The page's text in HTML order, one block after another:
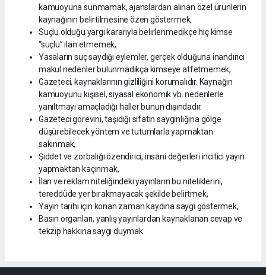
kamuoyuna sunmamak, ajanslardan alınan özel ürünlerin
kaynağının belirtilmesine özen göstermek,
Suçlu olduğu yargı kararıyla belirlenmedikçe hiç kimse
“suçlu” ilan etmemek,
Yasaların suç saydığı eylemler, gerçek olduğuna inandırıcı
makul nedenler bulunmadıkça kimseye atfetmemek,
Gazeteci, kaynaklarının gizliliğini korumalıdır. Kaynağın
kamuoyunu kişisel, siyasal ekonomik vb. nedenlerle
yanıltmayı amaçladığı haller bunun dışındadır.
Gazeteci görevini, taşıdığı sıfatın saygınlığına gölge
düşürebilecek yöntem ve tutumlarla yapmaktan
sakınmak,
Şiddet ve zorbalığı özendirici, insani değerleri incitici yayın
yapmaktan kaçınmak,
İlan ve reklam niteliğindeki yayınların bu niteliklerini,
tereddüde yer bırakmayacak şekilde belirtmek,
Yayın tarihi için konan zaman kaydına saygı göstermek,
Basın organları, yanlış yayınlardan kaynaklanan cevap ve
tekzip hakkına saygı duymak.